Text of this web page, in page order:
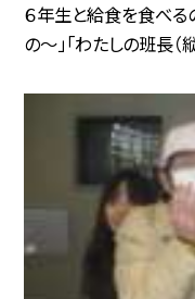
６年生と給食を食べる
の〜」「わたしの班長（